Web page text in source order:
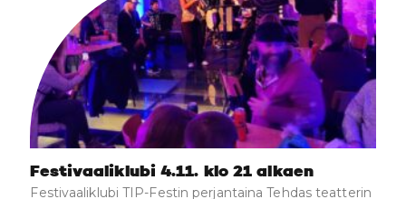
Festivaaliklubi 4.11. klo 21 alkaen
Festivaaliklubi TIP-Festin perjantaina Tehdas teatterin